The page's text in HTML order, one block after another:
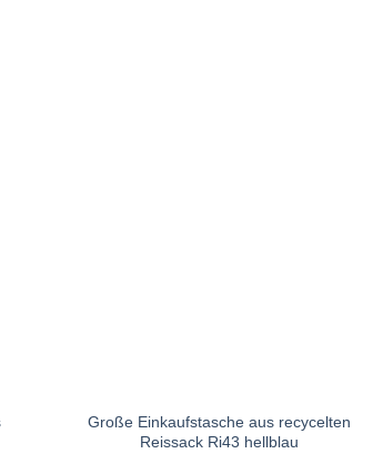
Große Einkaufstasche aus recycelten
Reissack Ri43 hellblau